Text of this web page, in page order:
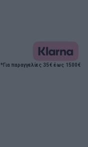
*Για παραγγελίες 35€ έως 1500€